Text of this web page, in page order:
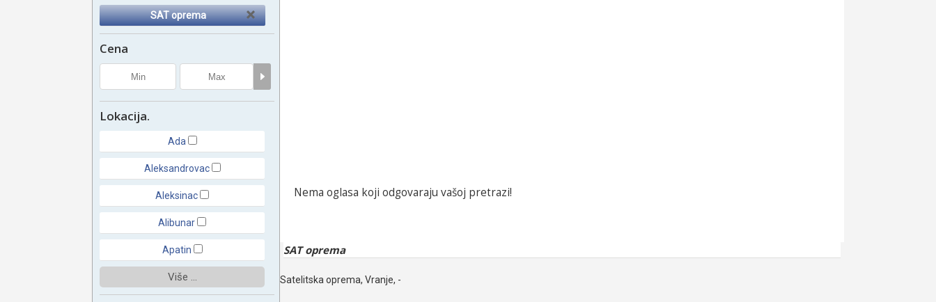
SAT oprema
Cena
Lokacija.
Ada
Aleksandrovac
Aleksinac
Alibunar
Apatin
Više ...
Nema oglasa koji odgovaraju vašoj pretrazi!
SAT oprema
Satelitska oprema, Vranje, -